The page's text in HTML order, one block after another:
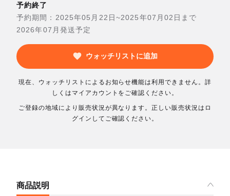
予約終了
予約期間：2025年05月22日~2025年07月02日まで
2026年07月発送予定
ウォッチリストに追加
現在、ウォッチリストによるお知らせ機能は利用できません。詳
しくはマイアカウントをご確認ください。
ご登録の地域により販売状況が異なります。正しい販売状況はロ
グインしてご確認ください。
商品説明